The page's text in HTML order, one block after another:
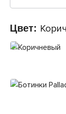
Цвет: